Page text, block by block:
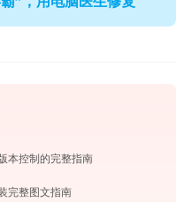
本控制的完整指南
完整图文指南